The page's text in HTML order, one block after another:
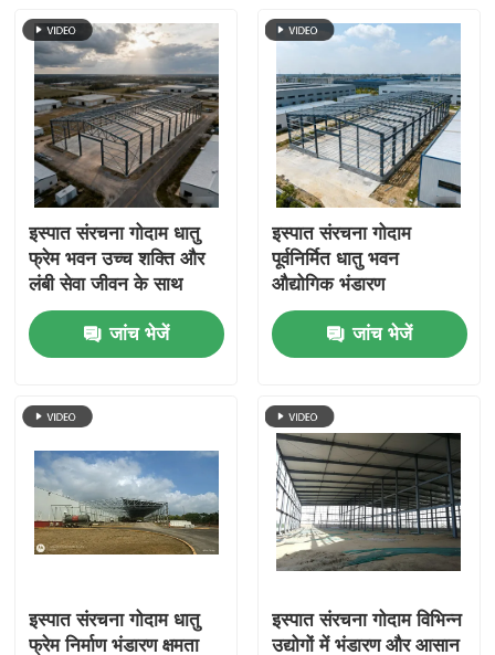
इस्पात संरचना गोदाम धातु
फ्रेम भवन उच्च शक्ति और
लंबी सेवा जीवन के साथ
औद्योगिक भंडारण के लिए
डिज़ाइन किया गया
जांच भेजें
इस्पात संरचना गोदाम
पूर्वनिर्मित धातु भवन
औद्योगिक भंडारण
कार्यशालाओं और वाणिज्यिक
भंडारण के लिए आदर्श
जांच भेजें
इस्पात संरचना गोदाम धातु
फ्रेम निर्माण भंडारण क्षमता
इस्पात संरचना गोदाम विभिन्न
उद्योगों में भंडारण और आसान